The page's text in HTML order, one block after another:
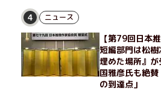
せる男が現れた。茶の湯の粋人、70歳
は、ある秘密があった……。自分の心と
姿と、その連帯を描く。赤裸々にして
をめぐる物語。
4 ニュース
【第79回日本
短編部門は松
埋めた場所』
国雅彦氏も絶
の到達点」